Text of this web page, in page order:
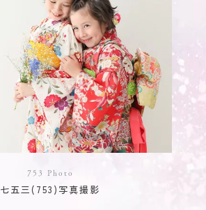
753 Photo
七五三(753)写真撮影